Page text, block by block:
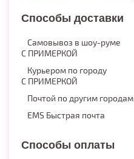
Способы доставки
Самовывоз в шоу-руме
С ПРИМЕРКОЙ
Курьером по городу
С ПРИМЕРКОЙ
Почтой по другим городам
EMS Быстрая почта
Способы оплаты